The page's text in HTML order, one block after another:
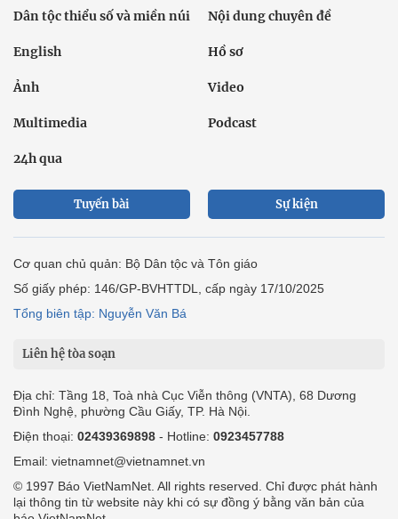
Dân tộc thiểu số và miền núi Nội dung chuyên đề
English Hồ sơ
Ảnh Video
Multimedia Podcast
24h qua
Tuyến bài Sự kiện
Cơ quan chủ quản: Bộ Dân tộc và Tôn giáo
Số giấy phép: 146/GP-BVHTTDL, cấp ngày 17/10/2025
Tổng biên tập: Nguyễn Văn Bá
Liên hệ tòa soạn
Địa chỉ: Tầng 18, Toà nhà Cục Viễn thông (VNTA), 68 Dương
Đình Nghệ, phường Cầu Giấy, TP. Hà Nội.
Điện thoại: 02439369898 - Hotline: 0923457788
Email: vietnamnet@vietnamnet.vn
© 1997 Báo VietNamNet. All rights reserved. Chỉ được phát hành
lại thông tin từ website này khi có sự đồng ý bằng văn bản của